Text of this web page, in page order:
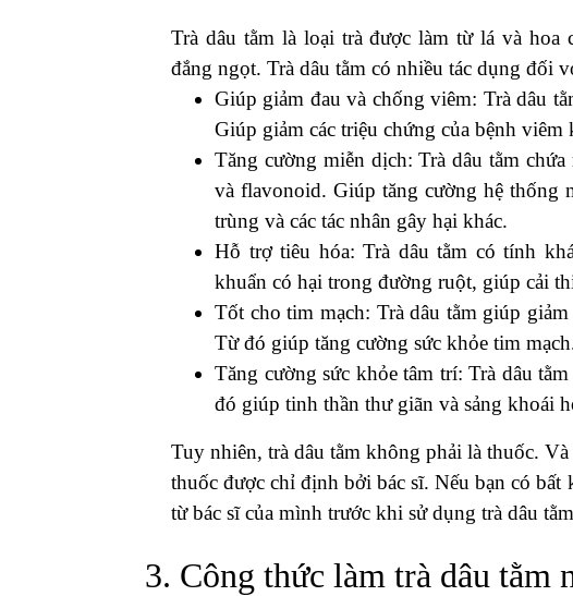
Trà dâu tằm là loại trà được làm từ lá và
đắng ngọt. Trà dâu tằm có nhiều tác dụng đối
Giúp giảm đau và chống viêm: Trà dâu
Giúp giảm các triệu chứng của bệnh
Tăng cường miễn dịch: Trà dâu tằm
và flavonoid. Giúp tăng cường hệ thống
trùng và các tác nhân gây hại khác.
Hỗ trợ tiêu hóa: Trà dâu tằm có tính
khuẩn có hại trong đường ruột, giúp cải
Tốt cho tim mạch: Trà dâu tằm giúp
Từ đó giúp tăng cường sức khỏe tim
Tăng cường sức khỏe tâm trí: Trà dâu
đó giúp tinh thần thư giãn và sảng khoái
Tuy nhiên, trà dâu tằm không phải là thuốc.
thuốc được chỉ định bởi bác sĩ. Nếu bạn có
từ bác sĩ của mình trước khi sử dụng trà dâu
3. Công thức làm trà dâu tằm